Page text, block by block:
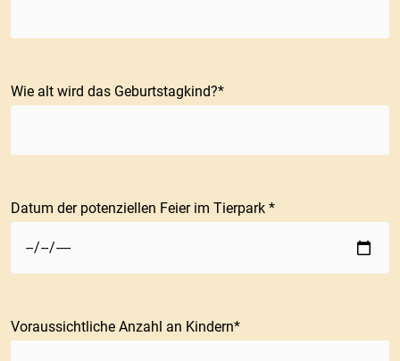
Wie alt wird das Geburtstagkind?
Datum der potenziellen Feier im Tierpark
Voraussichtliche Anzahl an Kindern